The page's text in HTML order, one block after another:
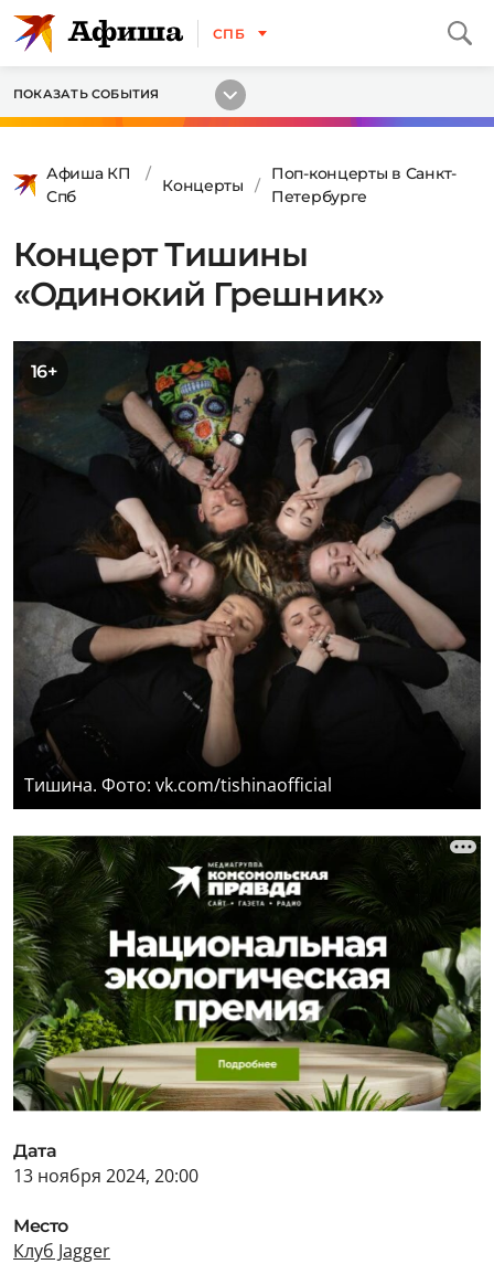
СПБ
ПОКАЗАТЬ СОБЫТИЯ
Афиша КП
Спб
Концерты
Поп-концерты в Санкт-
Петербурге
Концерт Тишины
«Одинокий Грешник»
16+
Тишина. Фото: vk.com/tishinaofficial
Дата
13 ноября 2024, 20:00
Место
Клуб Jagger